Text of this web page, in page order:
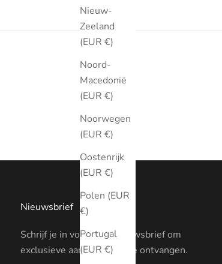
Nieuw-
Zeeland
(EUR €)
Noord-
Macedonië
(EUR €)
Noorwegen
(EUR €)
Oostenrijk
(EUR €)
Polen (EUR
€)
Portugal
(EUR €)
Nieuwsbrief
Schrijf je in voor onze nieuwsbrief om
exclusieve aanbiedingen te ontvangen.